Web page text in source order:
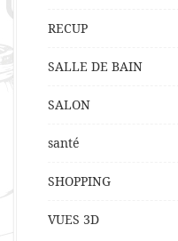
RECUP
SALLE DE BAIN
SALON
santé
SHOPPING
VUES 3D